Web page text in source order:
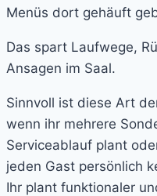
Menüs dort gehäuft
Das spart Laufwege,
Ansagen im Saal.
Sinnvoll ist diese Art
wenn ihr mehrere
Serviceablauf plant
jeden Gast persönlich
Ihr plant funktionaler